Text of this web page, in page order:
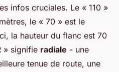
infos cruciales. Le « 110 »
le « 70 » est le
la hauteur du flanc est 70
» signifie radiale - une
tenue de route, une